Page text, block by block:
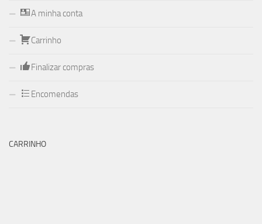
A minha conta
Carrinho
Finalizar compras
Encomendas
CARRINHO